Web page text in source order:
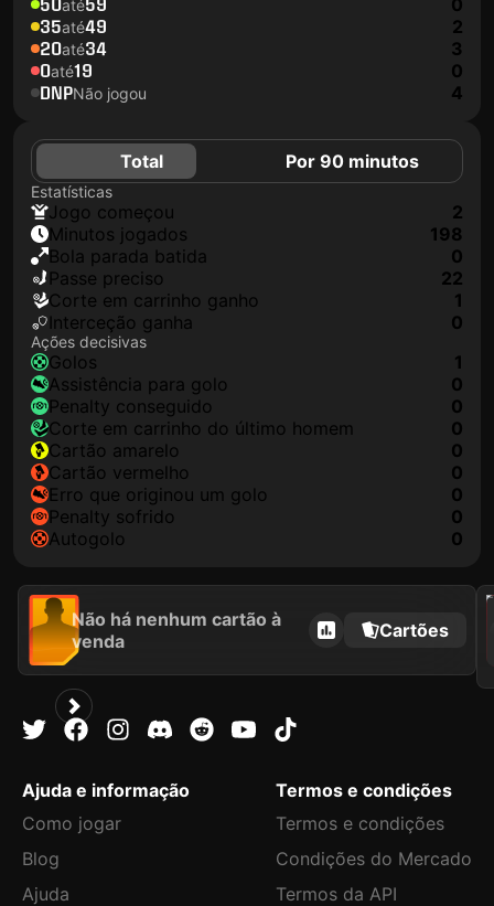
até 0
35até49 2
20até34 3
0até19 0
DNPNão jogou 4
Total Por 90 minutos
Estatísticas
jogo começou
2
minutos jogados
198
Bola parada batida
0
passe preciso
22
corte em carrinho ganho
1
interceção ganha
0
Ações decisivas
golos
1
assistência para golo
0
penalty conseguido
0
corte em carrinho do último homem
0
cartão amarelo
0
cartão vermelho
0
erro que originou um golo
0
penalty sofrido
0
autogolo
0
Não há nenhum cartão à
venda
Cartões
2023
Ajuda e informação
Como jogar
Blog
Ajuda
Termos e condições
Termos e condições
Condições do Mercado
Termos da API